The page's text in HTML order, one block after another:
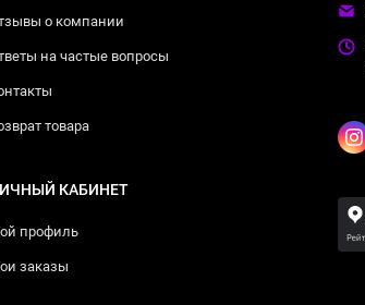
о компании
на частые вопросы
товара
КАБИНЕТ
профиль
заказы